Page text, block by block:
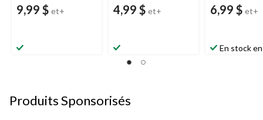
9,99 $ et+ 4,99 $ et+ 6,99 $ et+
En stock
Produits Sponsorisés